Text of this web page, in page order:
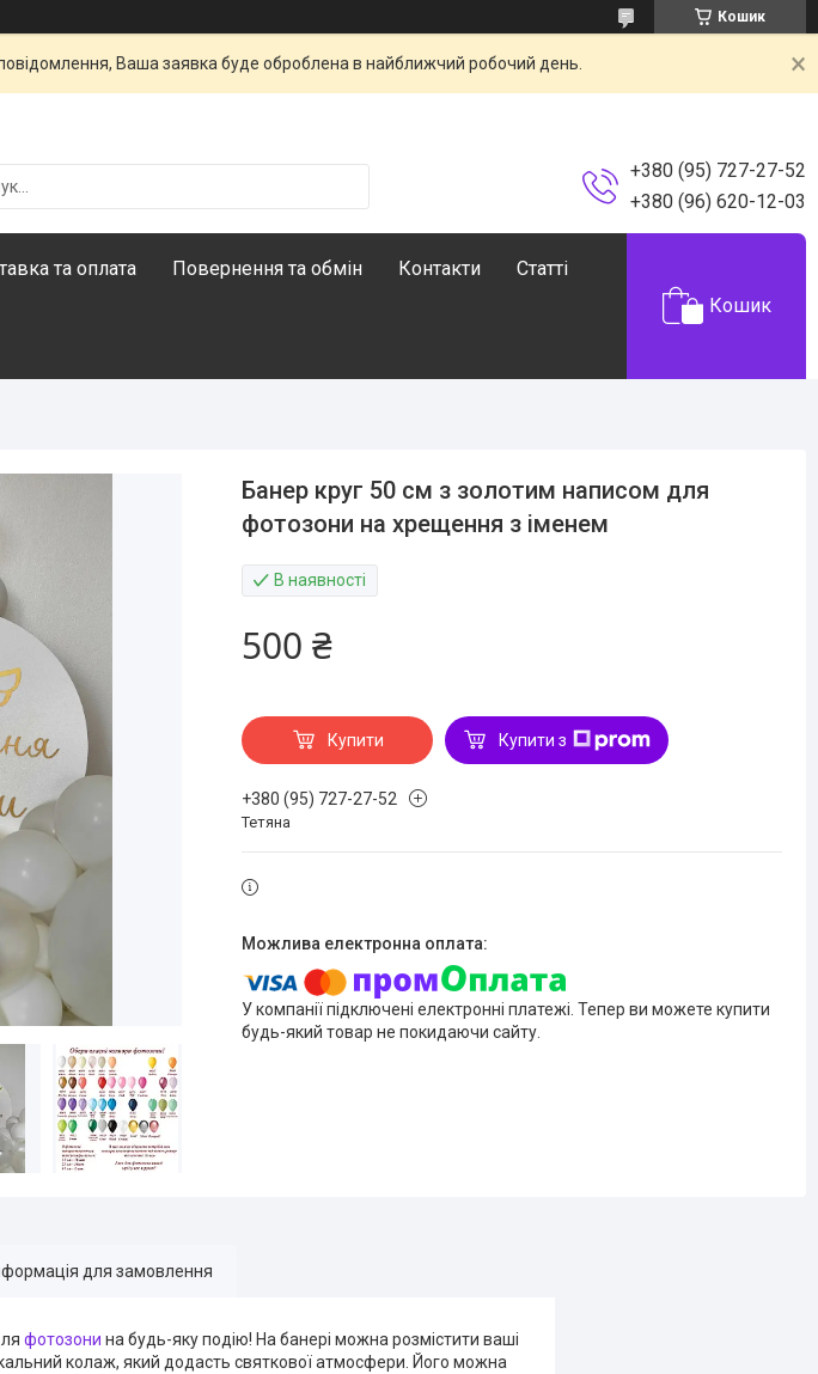
Кошик
Ваша заявка буде оброблена в найближчий робочий день.
+380 (95) 727-27-52
+380 (96) 620-12-03
та оплата Повернення та обмін Контакти Статті
Кошик
Банер круг 50 см з золотим написом для
фотозони на хрещення з іменем
В наявності
500 ₴
Купити Купити з
+380 (95) 727-27-52
Тетяна
У компанії підключені електронні платежі. Тепер ви можете купити
будь-який товар не покидаючи сайту.
для замовлення
фотозони на будь-яку подію! На банері можна розмістити ваші
колаж, який додасть святкової атмосфери. Його можна